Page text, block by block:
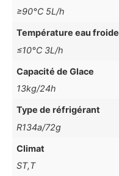
≥90°C 5L/h
Température eau froide
≤10°C 3L/h
Capacité de Glace
13kg/24h
Type de réfrigérant
R134a/72g
Climat
ST,T